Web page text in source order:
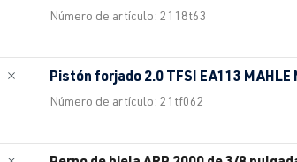
Número de artículo: 2118t63
Pistón forjado 2.0 TFSI EA113
Número de artículo: 21tf062